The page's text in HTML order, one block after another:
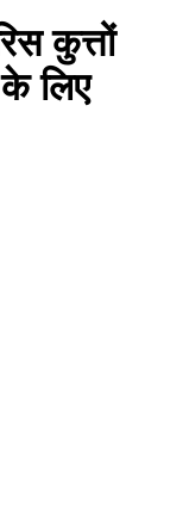
कुत्तों
लिए